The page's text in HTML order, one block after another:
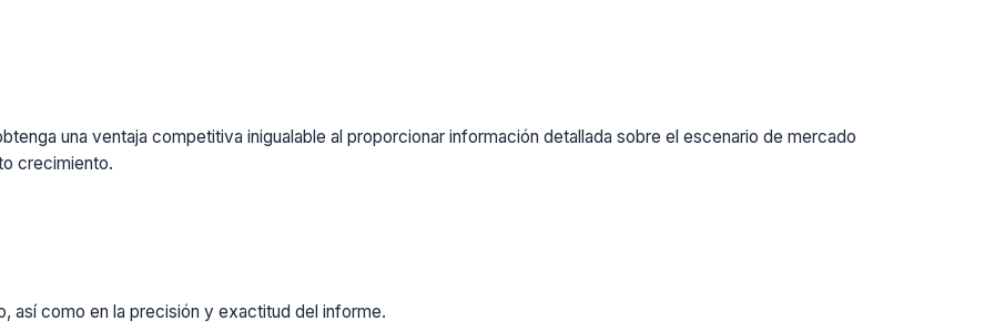
una ventaja competitiva inigualable al proporcionar información detallada sobre el escenario de mercado
crecimiento.
así como en la precisión y exactitud del informe.